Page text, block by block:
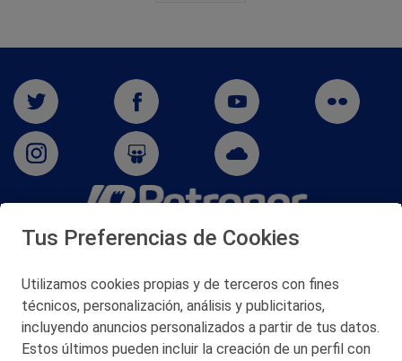
San Martín 5-Edificio Muñatones,
© 2026 Petronor S.A.
Tus Preferencias de Cookies
Utilizamos cookies propias y de terceros con fines
técnicos, personalización, análisis y publicitarios,
incluyendo anuncios personalizados a partir de tus datos.
Estos últimos pueden incluir la creación de un perfil con